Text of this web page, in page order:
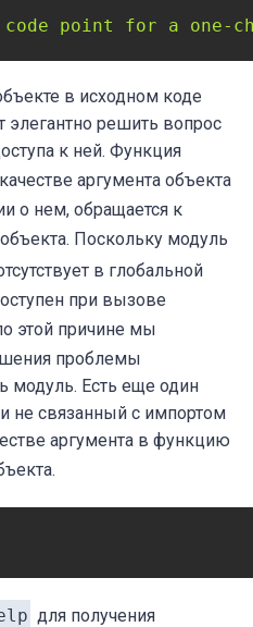
code point for a
в исходном коде
элегантно решить вопрос
к ней. Функция
аргумента объекта
о нем, обращается к
объекта. Поскольку модуль
в глобальной
при вызове
этой причине мы
проблемы
модуль. Есть еще один
не связанный с импортом
аргумента в функцию
для получения